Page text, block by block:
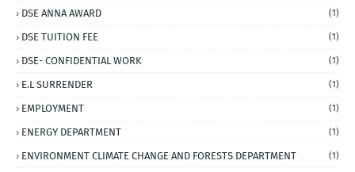
DSE ANNA AWARD (1)
DSE TUITION FEE (1)
DSE- CONFIDENTIAL WORK (1)
E.L SURRENDER (1)
EMPLOYMENT (1)
ENERGY DEPARTMENT (1)
ENVIRONMENT CLIMATE CHANGE AND FORESTS DEPARTMENT (1)